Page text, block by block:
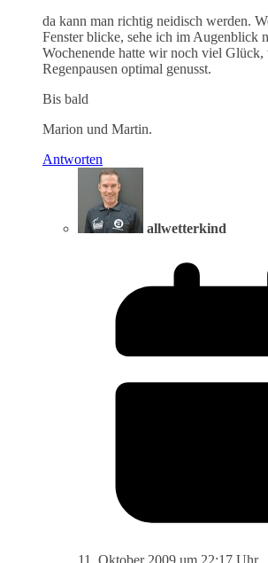
da kann man richtig neidisch werden.
Fenster blicke, sehe ich im Augenblick
Wochenende hatte wir noch viel Glück,
Regenpausen optimal genusst.
Bis bald
Marion und Martin.
Antworten
allwetterkind